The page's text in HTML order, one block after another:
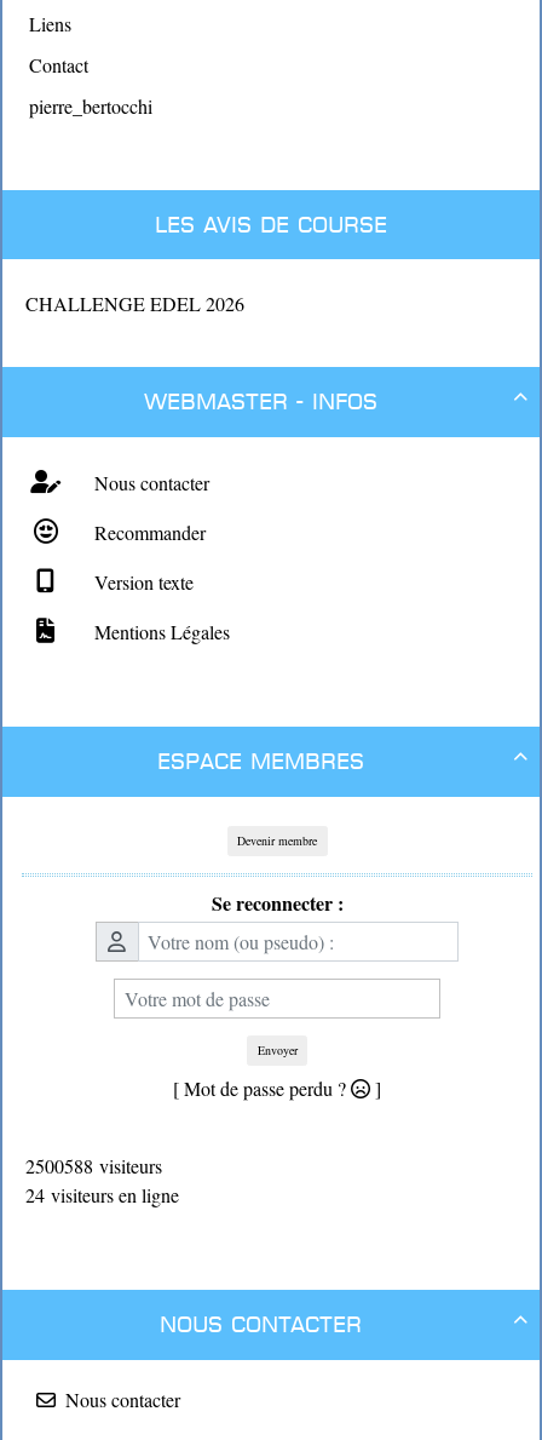
Liens
Contact
pierre_bertocchi
Les avis de course
CHALLENGE EDEL 2026

Webmaster - Infos
Nous contacter
Recommander
Version texte
Mentions Légales

Espace membres
Devenir membre
Se reconnecter :
Envoyer
[ Mot de passe perdu ? ]
2500588 visiteurs
24 visiteurs en ligne

Nous contacter
Nous contacter